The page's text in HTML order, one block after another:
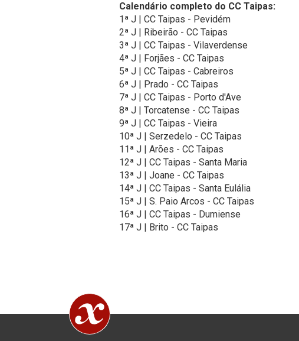
Calendário completo do CC Taipas:
1ª J | CC Taipas - Pevidém
2ª J | Ribeirão - CC Taipas
3ª J | CC Taipas - Vilaverdense
4ª J | Forjães - CC Taipas
5ª J | CC Taipas - Cabreiros
6ª J | Prado - CC Taipas
7ª J | CC Taipas - Porto d'Ave
8ª J | Torcatense - CC Taipas
9ª J | CC Taipas - Vieira
10ª J | Serzedelo - CC Taipas
11ª J | Arões - CC Taipas
12ª J | CC Taipas - Santa Maria
13ª J | Joane - CC Taipas
14ª J | CC Taipas - Santa Eulália
15ª J | S. Paio Arcos - CC Taipas
16ª J | CC Taipas - Dumiense
17ª J | Brito - CC Taipas